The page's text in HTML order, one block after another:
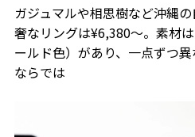
ガジュマルや相思樹など沖縄
奢なリングは¥6,380～。素材
ールド色）があり、一点ずつ
ならでは